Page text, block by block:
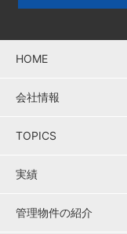
HOME
会社情報
TOPICS
実績
管理物件の紹介